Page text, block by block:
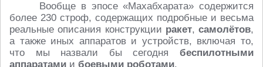
Вообще в эпосе «Махабхарата» содержится
более 230 строф, содержащих подробные и весьма
реальные описания конструкции ракет, самолётов,
а также иных аппаратов и устройств, включая то,
что мы назвали бы сегодня беспилотными
аппаратами и боевыми роботами.